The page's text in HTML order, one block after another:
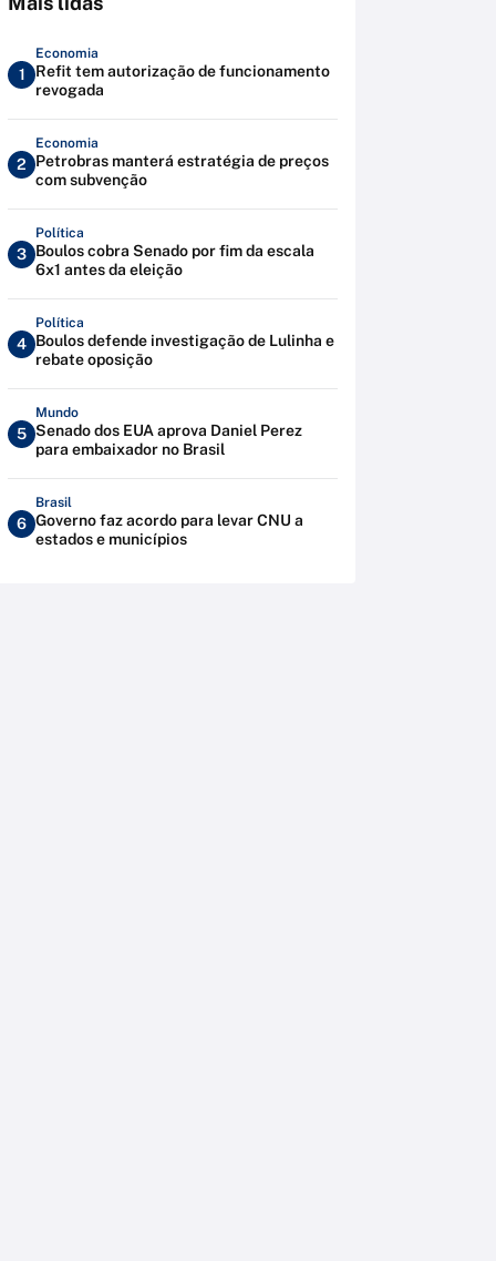
1
Economia
Refit tem autorização de funcionamento
revogada
2
Economia
Petrobras manterá estratégia de preços
com subvenção
3
Política
Boulos cobra Senado por fim da escala
6x1 antes da eleição
4
Política
Boulos defende investigação de Lulinha e
rebate oposição
5
Mundo
Senado dos EUA aprova Daniel Perez
para embaixador no Brasil
6
Brasil
Governo faz acordo para levar CNU a
estados e municípios